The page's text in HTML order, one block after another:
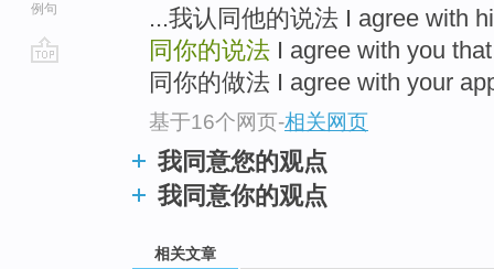
例句
...我认同他的说法 I agree with
同你的说法 I agree with you
同你的做法 I agree with your
基于16个网页-相关网页
我同意您的观点
我同意你的观点
相关文章